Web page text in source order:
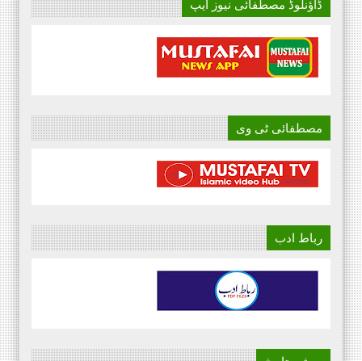
ڈاؤنلوڈ مصطفائی نیوز ایپ
مصطفائی ٹی وی
رباط ادب